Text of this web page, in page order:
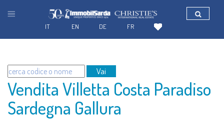
Vai
Vendita Villetta Costa Paradiso
Sardegna Gallura
FR
DE
EN
IT